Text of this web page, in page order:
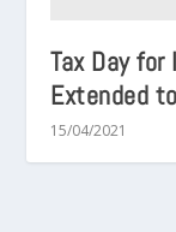
Tax Day
Extended
15/04/2021